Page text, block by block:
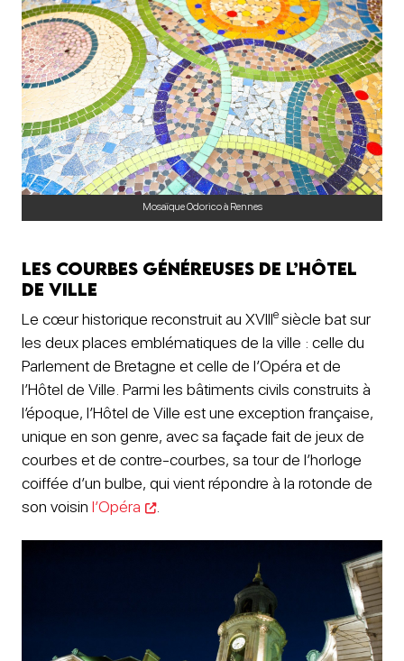
Mosaïque Odorico à Rennes
Les courbes généreuses de l’Hôtel
de Ville
Le cœur historique reconstruit au XVIIIesiècle bat sur
les deux places emblématiques de la ville : celle du
Parlement de Bretagne et celle de l’Opéra et de
l’Hôtel de Ville. Parmi les bâtiments civils construits à
l’époque, l’Hôtel de Ville est une exception française,
unique en son genre, avec sa façade fait de jeux de
courbes et de contre-courbes, sa tour de l’horloge
coiffée d’un bulbe, qui vient répondre à la rotonde de
son voisin l’Opéra .